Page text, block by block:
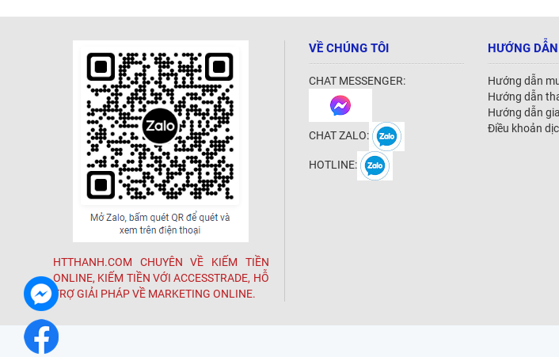
HTTHANH.COM CHUYÊN VỀ KIẾM TIỀN
ONLINE, KIẾM TIỀN VỚI ACCESSTRADE, HỖ
TRỢ GIẢI PHÁP VỀ MARKETING ONLINE.
VỀ CHÚNG TÔI
CHAT MESSENGER:
CHAT ZALO:
HOTLINE:
HƯỚNG DẪN
Hướng dẫn
Hướng dẫn
Hướng dẫn
Điều khoản